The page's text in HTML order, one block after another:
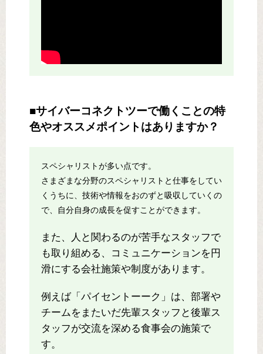
■サイバーコネクトツーで働くことの特
色やオススメポイントはありますか？
スペシャリストが多い点です。
さまざまな分野のスペシャリストと仕事をしてい
くうちに、技術や情報をおのずと吸収していくの
で、自分自身の成長を促すことができます。
また、人と関わるのが苦手なスタッフで
も取り組める、コミュニケーションを円
滑にする会社施策や制度があります。
例えば「パイセントーーク」は、部署や
チームをまたいだ先輩スタッフと後輩ス
タッフが交流を深める食事会の施策で
す。